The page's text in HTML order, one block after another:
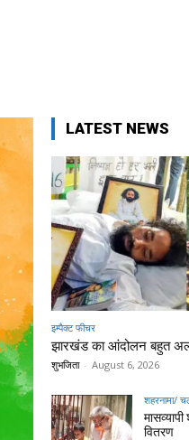
LATEST NEWS
इम्पैक्ट फीचर
झारखंड का आंदोलन बहुत
शुभजिता - August 6, 2026
शहरनामा/
वितरण